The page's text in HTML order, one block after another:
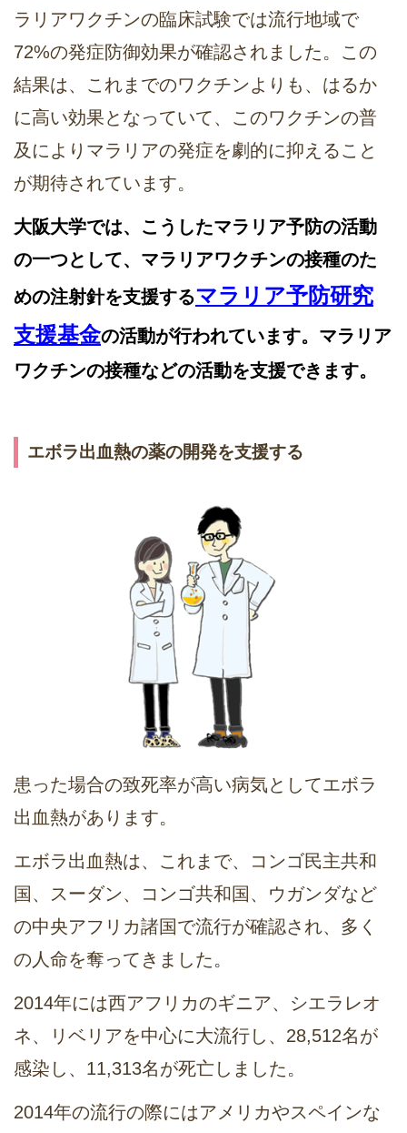
ラリアワクチンの臨床試験では流行地域で
72%の発症防御効果が確認されました。この
結果は、これまでのワクチンよりも、はるか
に高い効果となっていて、このワクチンの普
及によりマラリアの発症を劇的に抑えること
が期待されています。
大阪大学では、こうしたマラリア予防の活動
の一つとして、マラリアワクチンの接種のた
めの注射針を支援するマラリア予防研究
支援基金の活動が行われています。マラリア
ワクチンの接種などの活動を支援できます。
エボラ出血熱の薬の開発を支援する
患った場合の致死率が高い病気としてエボラ
出血熱があります。
エボラ出血熱は、これまで、コンゴ民主共和
国、スーダン、コンゴ共和国、ウガンダなど
の中央アフリカ諸国で流行が確認され、多く
の人命を奪ってきました。
2014年には西アフリカのギニア、シエラレオ
ネ、リベリアを中心に大流行し、28,512名が
感染し、11,313名が死亡しました。
2014年の流行の際にはアメリカやスペインな